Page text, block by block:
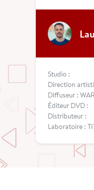
Studio :
Direction
Diffuseur :
Éditeur DVD :
Distributeur :
Laboratoire :